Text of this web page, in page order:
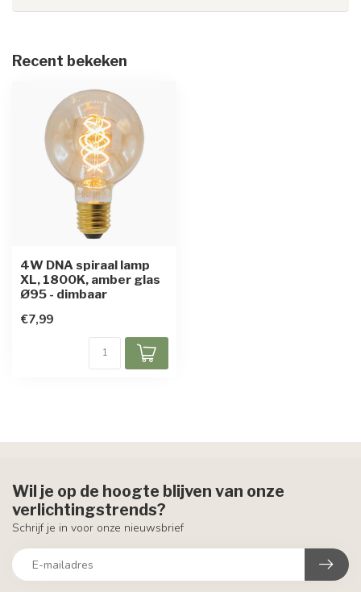
Recent bekeken
4W DNA spiraal lamp
XL, 1800K, amber glas
Ø95 - dimbaar
€7,99
Wil je op de hoogte blijven van onze
verlichtingstrends?
Schrijf je in voor onze nieuwsbrief